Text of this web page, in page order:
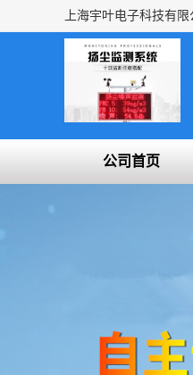
公司首页